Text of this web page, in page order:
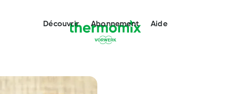
Découvrir Abonnement Aide